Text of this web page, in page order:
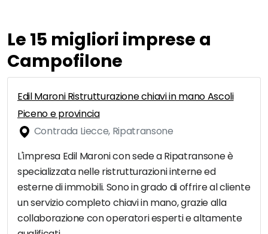
Le 15 migliori imprese a
Campofilone
Edil Maroni Ristrutturazione chiavi in mano Ascoli
Piceno e provincia
Contrada Liecce, Ripatransone
L'impresa Edil Maroni con sede a Ripatransone è
specializzata nelle ristrutturazioni interne ed
esterne di immobili. Sono in grado di offrire al cliente
un servizio completo chiavi in mano, grazie alla
collaborazione con operatori esperti e altamente